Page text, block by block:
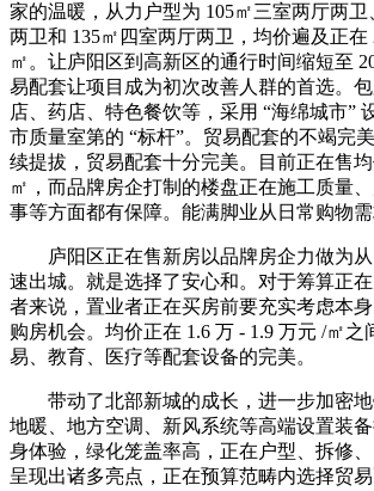
家的温暖，从力户型为 105㎡三室两厅两卫
两卫和 135㎡四室两厅两卫，均价遍及正在
㎡。让庐阳区到高新区的通行时间缩短至
易配套让项目成为初次改善人群的首选。
店、药店、特色餐饮等，采用 “海绵城市”
市质量室第的 “标杆”。贸易配套的不竭完
续提拔，贸易配套十分完美。目前正在售
㎡，而品牌房企打制的楼盘正在施工质量
事等方面都有保障。能满脚业从日常购物需
庐阳区正在售新房以品牌房企力做为从
速出城。就是选择了安心和。对于筹算正
者来说，置业者正在买房前要充实考虑本
购房机会。均价正在 1.6 万 - 1.9 万元 /㎡之
易、教育、医疗等配套设备的完美。
带动了北部新城的成长，进一步加密地
地暖、地方空调、新风系统等高端设置装
身体验，绿化笼盖率高，正在户型、拆修
呈现出诸多亮点，正在预算范畴内选择贸